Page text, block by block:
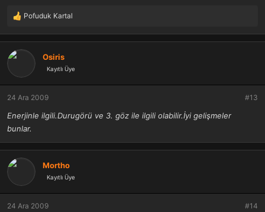
T
p
k
l
e
r
Pofuduk Kartal
Osiris
Kayıtlı Üye
24 Ara 2009 #13
Enerjinle ilgili.Durugörü ve 3. göz ile ilgili olabilir.İyi gelişmeler
bunlar.
Mortho
Kayıtlı Üye
24 Ara 2009 #14